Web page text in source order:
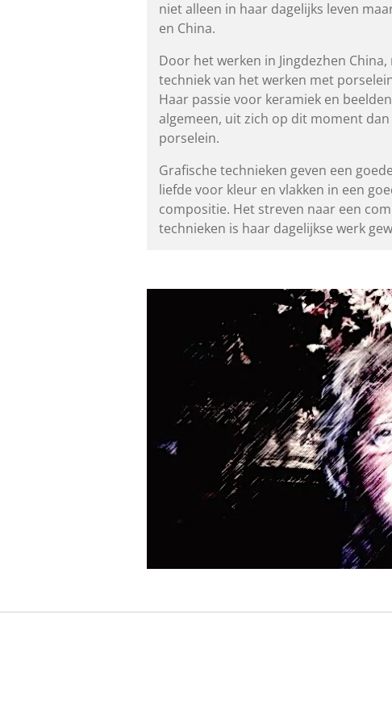
niet alleen in haar dagelijks leven
en China.
Door het werken in Jingdezhen
techniek van het werken met
Haar passie voor keramiek en
algemeen, uit zich op dit moment
porselein.
Grafische technieken geven een
liefde voor kleur en vlakken in een
compositie. Het streven naar een
technieken is haar dagelijkse werk